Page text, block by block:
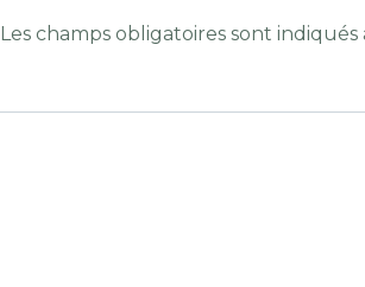
Les champs obligatoires sont indiqués